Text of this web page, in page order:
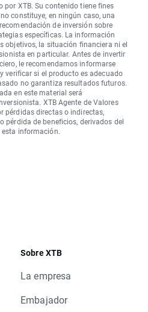
por XTB. Su contenido tiene fines
constituye, en ningún caso, una
de inversión sobre
específicas. La información
objetivos, la situación financiera ni el
en particular. Antes de invertir
le recomendamos informarse
verificar si el producto es adecuado
no garantiza resultados futuros.
en este material será
XTB Agente de Valores
pérdidas directas o indirectas,
pérdida de beneficios, derivados del
información.
Sobre XTB
La empresa
Embajador